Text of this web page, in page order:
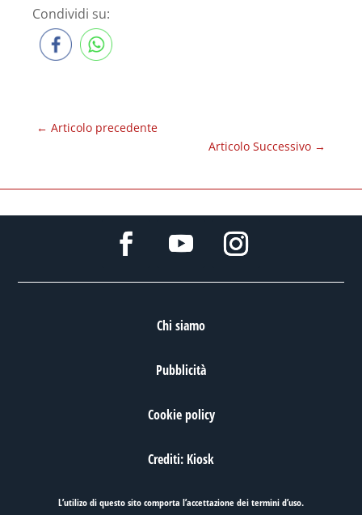
Condividi su:
← Articolo precedente
Articolo Successivo →
Chi siamo
Pubblicità
Cookie policy
Crediti: Kiosk
L’utilizo di questo sito comporta l’accettazione deitermini d’uso.